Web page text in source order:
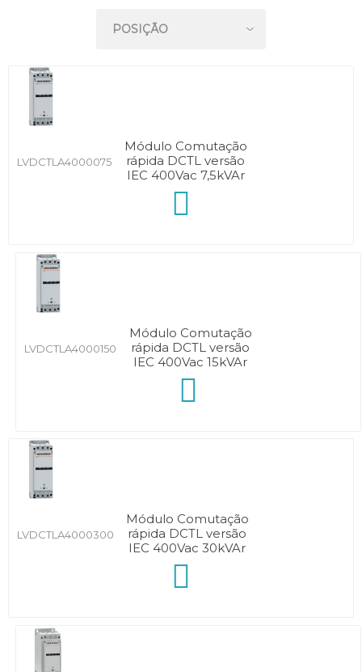
LVDCTLA4000075
Módulo Comutação
rápida DCTL versão
IEC 400Vac 7,5kVAr
LVDCTLA4000150
Módulo Comutação
rápida DCTL versão
IEC 400Vac 15kVAr
LVDCTLA4000300
Módulo Comutação
rápida DCTL versão
IEC 400Vac 30kVAr